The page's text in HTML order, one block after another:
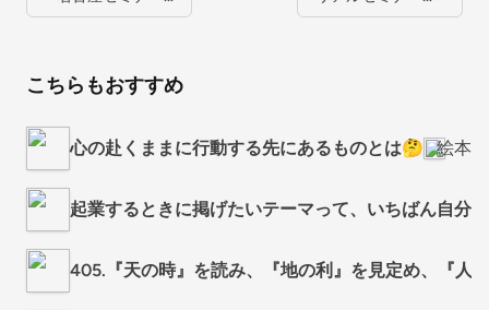
こちらもおすすめ
心の赴くままに行動する先にあるものとは🤔 絵本
起業するときに掲げたいテーマって、いちばん自分
405.『天の時』を読み、『地の利』を見定め、『人